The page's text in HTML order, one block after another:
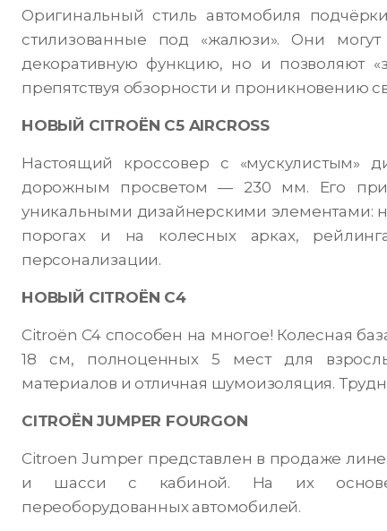
Оригинальный стиль автомобиля
стилизованные под «жалюзи». Они
декоративную функцию, но и позволяют
препятствуя обзорности и проникновению
НОВЫЙ CITROËN C5 AIRCROSS
Настоящий кроссовер с «мускулистым»
дорожным просветом — 230 мм. Его
уникальными дизайнерскими элементами:
порогах и на колесных арках,
персонализации.
НОВЫЙ CITROЁN C4
Citroёn C4 способен на многое! Колесная
18 см, полноценных 5 мест для
материалов и отличная шумоизоляция.
CITROËN JUMPER FOURGON
Citroen Jumper представлен в продаже
и шасси с кабиной. На их основе
переоборудованных автомобилей.